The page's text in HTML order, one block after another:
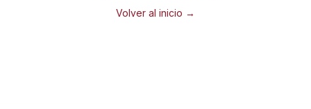
Volver al inicio →